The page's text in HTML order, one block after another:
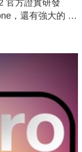
官方證實研發
，還有強大的 AI